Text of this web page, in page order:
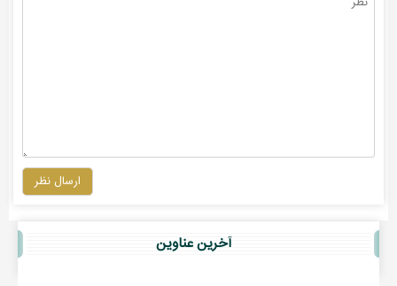
ارسال نظر
آخرين عناوين